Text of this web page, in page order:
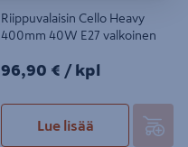
Riippuvalaisin Cello Heavy
400mm 40W E27 valkoinen
96,90€/kpl
96,90 € / kpl
Lue lisää